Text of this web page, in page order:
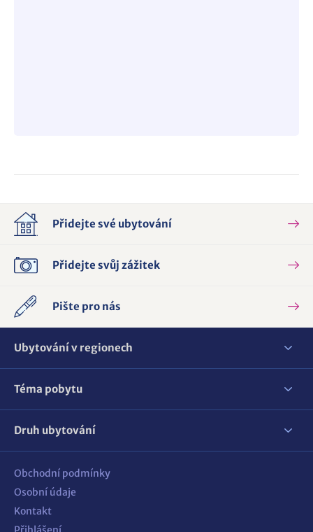
Přidejte své ubytování
Přidejte svůj zážitek
Pište pro nás
Ubytování v regionech
Téma pobytu
Druh ubytování
Obchodní podmínky
Osobní údaje
Kontakt